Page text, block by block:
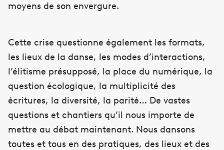
moyens de son envergure.
Cette crise questionne également les formats,
les lieux de la danse, les modes d’interactions,
l’élitisme présupposé, la place du numérique, la
question écologique, la multiplicité des
écritures, la diversité, la parité… De vastes
questions et chantiers qu’il nous importe de
mettre au débat maintenant. Nous dansons
toutes et tous en des pratiques, des lieux et des